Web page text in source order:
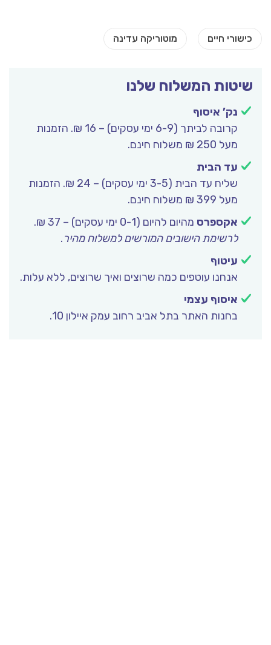
שיטות המשלוח שלנו
נק’ איסוף
קרובה לביתך (6-9 ימי עסקים) – 16 ₪. הזמנות
מעל 250 ₪ משלוח חינם.
עד הבית
שליח עד הבית (3-5 ימי עסקים) – 24 ₪. הזמנות
מעל 399 ₪ משלוח חינם.
אקספרס מהיום להיום (0-1 ימי עסקים) – 37 ₪.
לרשימת הישובים המורשים למשלוח מהיר.
עיטוף
אנחנו עוטפים כמה שרוצים ואיך שרוצים, ללא עלות.
איסוף עצמי
בחנות האתר בתל אביב רחוב עמק איילון 10.